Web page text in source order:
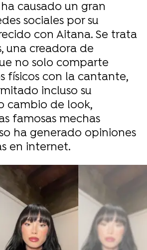
causado un gran
sociales por su
con Aitana. Se trata
una creadora de
no solo comparte
físicos con la cantante,
incluso su
cambio de look,
famosas mechas
ha generado opiniones
en internet.